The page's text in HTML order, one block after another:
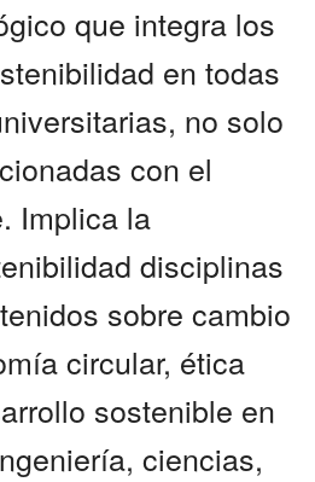
que integra los
en todas
no solo
con el
Implica la
disciplinas
sobre cambio
circular, ética
sostenible en
ciencias,